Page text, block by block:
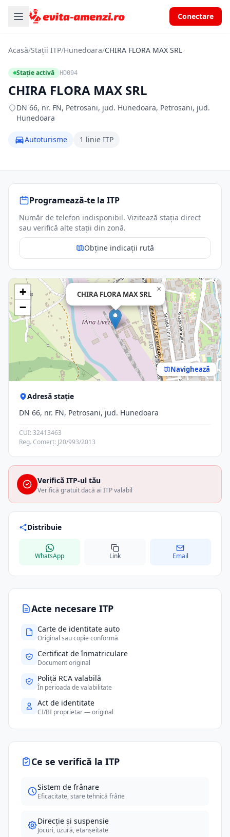
Conectare
Acasă/Stații ITP/Hunedoara/CHIRA FLORA MAX SRL
Stație activă HD094
CHIRA FLORA MAX SRL
DN 66, nr. FN, Petrosani, jud. Hunedoara, Petrosani, jud.
Hunedoara
Autoturisme 1 linie ITP
Acte necesare ITP
Carte de identitate auto
Original sau copie conformă
Certificat de înmatriculare
Document original
Poliță RCA valabilă
În perioada de valabilitate
Act de identitate
CI/BI proprietar — original
Ce se verifică la ITP
Sistem de frânare
Eficacitate, stare tehnică frâne
Direcție și suspensie
Jocuri, uzură, etanșeitate
Programează-te la ITP
Număr de telefon indisponibil. Vizitează stația direct
sau verifică alte stații din zonă.
Obține indicații rută
CHIRA FLORA MAX SRL
×
+
−
Navighează
Adresă stație
DN 66, nr. FN, Petrosani, jud. Hunedoara
CUI: 32413463
Reg. Comerț: J20/993/2013
Verifică ITP-ul tău
Verifică gratuit dacă ai ITP valabil
Distribuie
WhatsApp Link Email